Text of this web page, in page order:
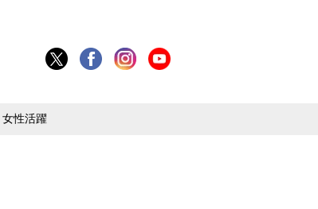
女性活躍